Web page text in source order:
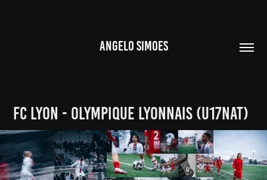
ANGELO SIMOES
FC LYON - OLYMPIQUE LYONNAIS (U17NAT)